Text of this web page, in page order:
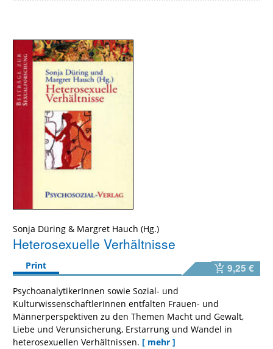
Sonja Düring & Margret Hauch
Heterosexuelle Verhältnisse
Print 9,25 €
PsychoanalytikerInnen sowie Sozial- und
KulturwissenschaftlerInnen entfalten Frauen- und
Männerperspektiven zu den Themen Macht und Gewalt,
Liebe und Verunsicherung, Erstarrung und Wandel in
heterosexuellen Verhältnissen. [ mehr ]